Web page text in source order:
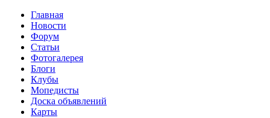
Главная
Новости
Форум
Статьи
Фотогалерея
Блоги
Клубы
Мопедисты
Доска объявлений
Карты